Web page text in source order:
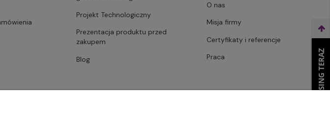
Projekt Technologiczny
Prezentacja produktu przed
zakupem
Blog
O nas
Misja firmy
Certyfikaty i referencje
Praca
WEŹ LEASING TERAZ